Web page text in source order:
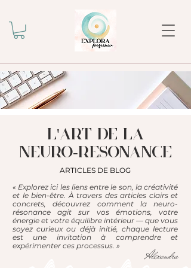
l'ART DE LA
NEURO-RESONANCE
ARTICLES DE BLOG
« Explorez ici les liens entre le son, la créativité
et le bien-être. À travers des articles clairs et
concrets, découvrez comment la neuro-
résonance agit sur vos émotions, votre
énergie et votre équilibre intérieur — que vous
soyez curieux ou déjà initié, chaque lecture
est une invitation à comprendre et
expérimenter ces processus. »
Alexandra